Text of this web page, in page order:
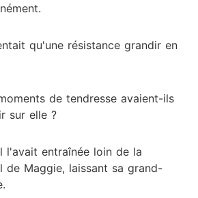
qu'une résistance grandir en
de tendresse avaient-ils
sur elle ?
l'avait entraînée loin de la
de Maggie, laissant sa grand-